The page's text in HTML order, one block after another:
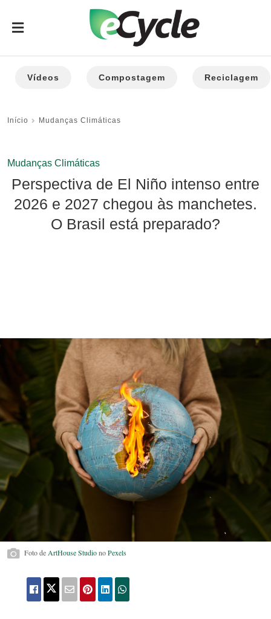
Vídeos Compostagem Reciclagem
Início Mudanças Climáticas
Mudanças Climáticas
Perspectiva de El Niño intenso entre
2026 e 2027 chegou às manchetes.
O Brasil está preparado?
Foto de ArtHouse StudionoPexels